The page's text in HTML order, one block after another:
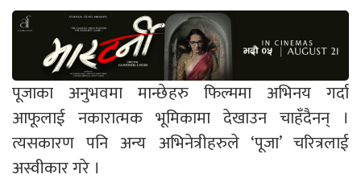
पूजाका अनुभवमा मान्छेहरु फिल्ममा अभिनय गर्दा
आफूलाई नकारात्मक भूमिकामा देखाउन चाहँदैनन् ।
त्यसकारण पनि अन्य अभिनेत्रीहरुले ‘पूजा’ चरित्रलाई
अस्वीकार गरे ।